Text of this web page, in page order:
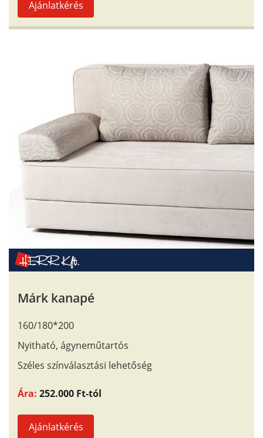
Ajánlatkérés
Márk kanapé
160/180*200
Nyitható, ágyneműtartós
Széles színválasztási lehetőség
Ára: 252.000 Ft-tól
Ajánlatkérés